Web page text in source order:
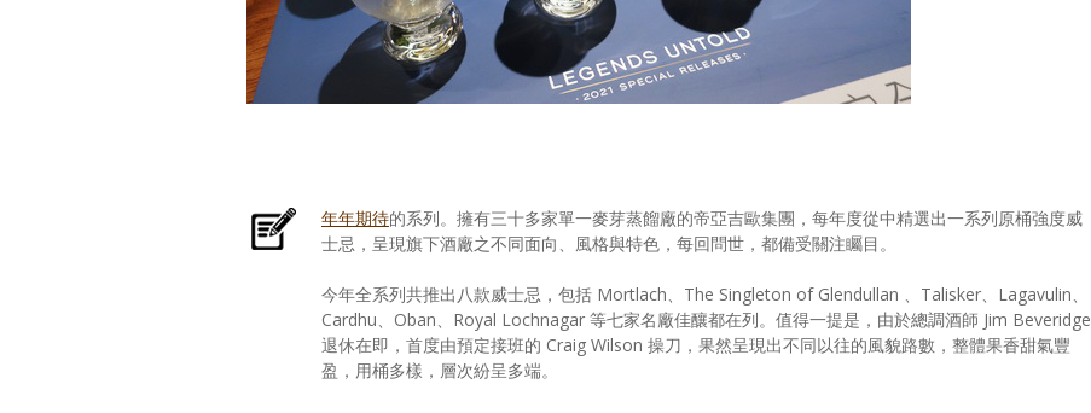
年年期待的系列。擁有三十多家單一麥芽蒸餾廠的帝亞吉歐集團，每年度從中精選出一系列原桶強度威
士忌，呈現旗下酒廠之不同面向、風格與特色，每回問世，都備受關注矚目。
今年全系列共推出八款威士忌，包括 Mortlach、The Singleton of Glendullan 、Talisker、Lagavulin、
Cardhu、Oban、Royal Lochnagar 等七家名廠佳釀都在列。值得一提是，由於總調酒師 Jim Beveridge
退休在即，首度由預定接班的 Craig Wilson 操刀，果然呈現出不同以往的風貌路數，整體果香甜氣豐
盈，用桶多樣，層次紛呈多端。